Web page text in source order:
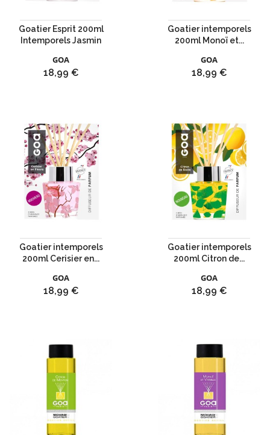
Goatier Esprit 200ml
Intemporels Jasmin
GOA
Prix
18,99 €
Goatier intemporels
200ml Monoï et...
GOA
Prix
18,99 €
Goatier intemporels
200ml Cerisier en...
GOA
Prix
18,99 €
Goatier intemporels
200ml Citron de...
GOA
Prix
18,99 €